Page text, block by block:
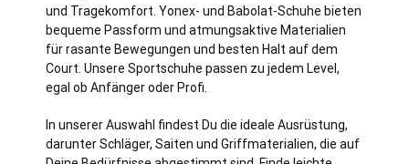
und Tragekomfort. Yonex- und Babolat-Schuhe bieten
bequeme Passform und atmungsaktive Materialien
für rasante Bewegungen und besten Halt auf dem
Court. Unsere Sportschuhe passen zu jedem Level,
egal ob Anfänger oder Profi.
In unserer Auswahl findest Du die ideale Ausrüstung,
darunter Schläger, Saiten und Griffmaterialien, die auf